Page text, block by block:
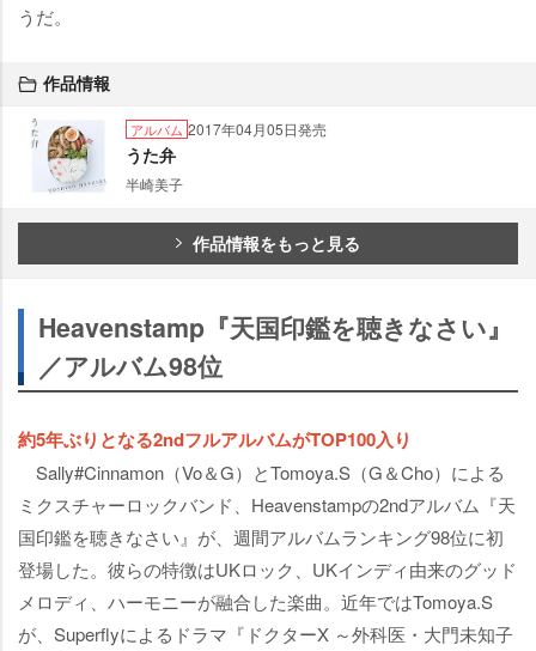
うだ。
作品情報
アルバム 2017年04月05日発売
うた弁
半崎美子
作品情報をもっと見る
Heavenstamp『天国印鑑を聴きなさい』
／アルバム98位
約5年ぶりとなる2ndフルアルバムがTOP100入り
Sally#Cinnamon（Vo＆G）とTomoya.S（G＆Cho）による
ミクスチャーロックバンド、Heavenstampの2ndアルバム『天
国印鑑を聴きなさい』が、週間アルバムランキング98位に初
登場した。彼らの特徴はUKロック、UKインディ由来のグッド
メロディ、ハーモニーが融合した楽曲。近年ではTomoya.S
が、Superflyによるドラマ『ドクターX ～外科医・大門未知子